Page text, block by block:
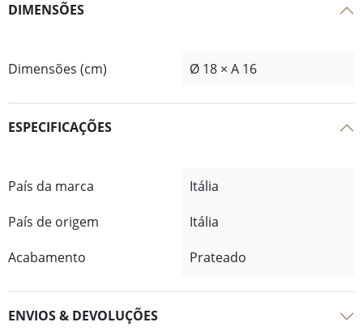
DIMENSÕES
Dimensões (cm) Ø 18 × A 16
ESPECIFICAÇÕES
País da marca
Itália
País de origem
Itália
Acabamento
Prateado
ENVIOS & DEVOLUÇÕES